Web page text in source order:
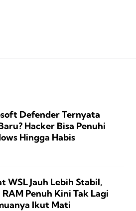
Defender Ternyata
Hacker Bisa Penuhi
Hingga Habis
WSL Jauh Lebih Stabil,
Penuh Kini Tak Lagi
Ikut Mati